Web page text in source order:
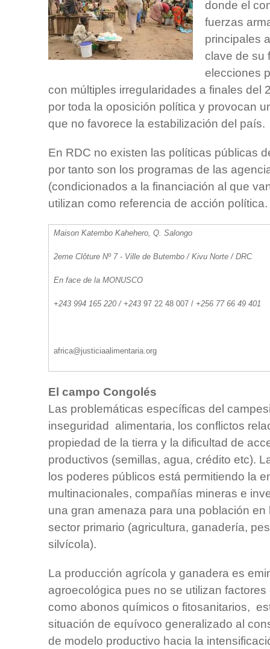
donde el
fuerzas
principales
clave de su
elecciones
con múltiples irregularidades a finales del
por toda la oposición política y provocan
que no favorece la estabilización del país.
En RDC no existen las políticas públicas
por tanto son los programas de las
(condicionados a la financiación al que
utilizan como referencia de acción política.
Maison Katembo Kahehero, Q. Salongo
2eme Clôture Nº 7 - Ville de Butembo / Kivu Norte / DRC
En face de la MONUSCO
+243 994 165 220 / +243 97 22 48 007 / +256 77 66 49 401
africa@justiciaalimentaria.org
El campo Congolés
Las problemáticas específicas del
inseguridad alimentaria, los conflictos
propiedad de la tierra y la dificultad de
productivos (semillas, agua, crédito etc).
los poderes públicos está permitiendo la
multinacionales, compañías mineras e
una gran amenaza para una población
sector primario (agricultura, ganadería,
silvícola).
La producción agrícola y ganadera es
agroecológica pues no se utilizan
como abonos químicos o fitosanitarios,
situación de equívoco generalizado al
de modelo productivo hacia la